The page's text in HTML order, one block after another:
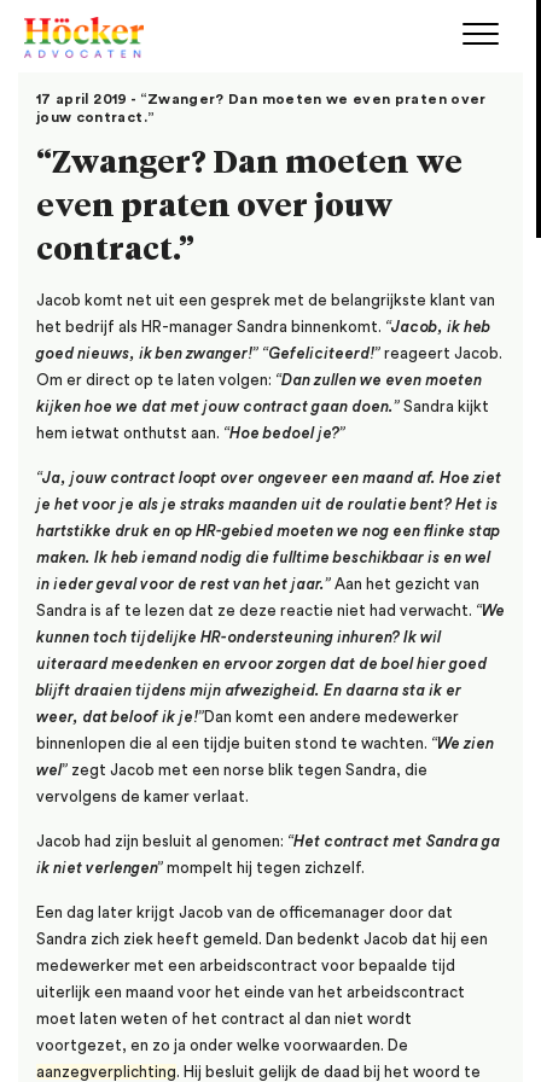
17 april 2019 - “Zwanger? Dan moeten we even praten over
jouw contract.”
“Zwanger? Dan moeten we
even praten over jouw
contract.”
Jacob komt net uit een gesprek met de belangrijkste klant van
het bedrijf als HR-manager Sandra binnenkomt. “Jacob, ik heb
goed nieuws, ik ben zwanger!” “Gefeliciteerd!” reageert Jacob.
Om er direct op te laten volgen: “Dan zullen we even moeten
kijken hoe we dat met jouw contract gaan doen.” Sandra kijkt
hem ietwat onthutst aan. “Hoe bedoel je?”
“Ja, jouw contract loopt over ongeveer een maand af. Hoe ziet
je het voor je als je straks maanden uit de roulatie bent? Het is
hartstikke druk en op HR-gebied moeten we nog een flinke stap
maken. Ik heb iemand nodig die fulltime beschikbaar is en wel
in ieder geval voor de rest van het jaar.” Aan het gezicht van
Sandra is af te lezen dat ze deze reactie niet had verwacht. “We
kunnen toch tijdelijke HR-ondersteuning inhuren? Ik wil
uiteraard meedenken en ervoor zorgen dat de boel hier goed
blijft draaien tijdens mijn afwezigheid. En daarna sta ik er
weer, dat beloof ik je!”Dan komt een andere medewerker
binnenlopen die al een tijdje buiten stond te wachten. “We zien
wel” zegt Jacob met een norse blik tegen Sandra, die
vervolgens de kamer verlaat.
Jacob had zijn besluit al genomen: “Het contract met Sandra ga
ik niet verlengen” mompelt hij tegen zichzelf.
Een dag later krijgt Jacob van de officemanager door dat
Sandra zich ziek heeft gemeld. Dan bedenkt Jacob dat hij een
medewerker met een arbeidscontract voor bepaalde tijd
uiterlijk een maand voor het einde van het arbeidscontract
moet laten weten of het contract al dan niet wordt
voortgezet, en zo ja onder welke voorwaarden. De
aanzegverplichting. Hij besluit gelijk de daad bij het woord te